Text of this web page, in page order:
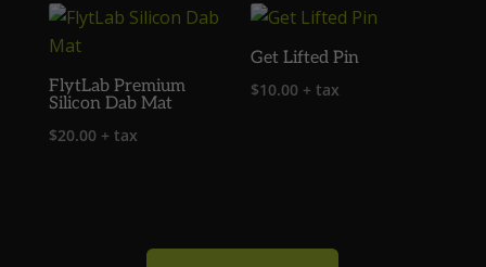
FlytLab Premium
Silicon Dab Mat
$20.00 + tax
Get Lifted Pin
$10.00 + tax